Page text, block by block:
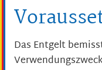
Das Entgelt